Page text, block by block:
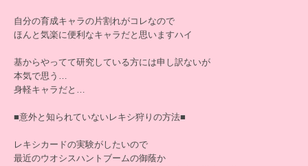
自分の育成キャラの片割れがコレなので
ほんと気楽に便利なキャラだと思いますハイ
基からやってて研究している方には申し訳ないが
本気で思う…
身軽キャラだと…
■意外と知られていないレキシ狩りの方法■
レキシカードの実験がしたいので
最近のウオシスハントブームの御蔭か